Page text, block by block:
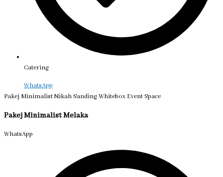
Catering
WhatsApp
Pakej Minimalist Nikah Sanding Whitebox Event Space
Pakej Minimalist Melaka
WhatsApp